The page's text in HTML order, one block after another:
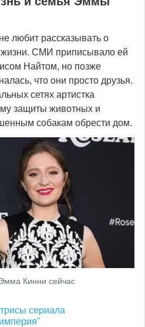
не любит рассказывать о
жизни. СМИ приписывало ей
Найтом, но позже
что они просто друзья.
сетях артистка
защиты животных и
собакам обрести дом.
Кинни сейчас
сериала